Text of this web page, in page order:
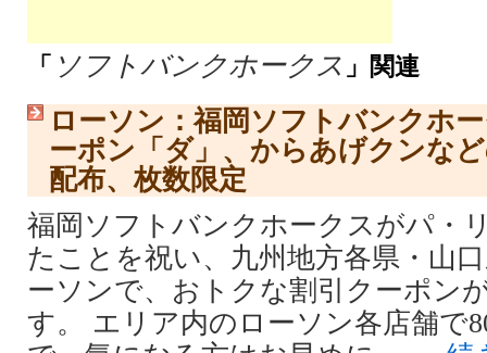
「 ソフトバンクホークス 」関連
ローソン：福岡ソフトバンクホ
ーポン「ダ」、からあげクンな
配布、枚数限定
福岡ソフトバンクホークスがパ・
たことを祝い、九州地方各県・山
ーソンで、おトクな割引クーポン
す。 エリア内のローソン各店舗で